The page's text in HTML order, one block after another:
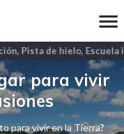
Pista de hielo, Escuela
para vivir
para vivir en la Tierra?